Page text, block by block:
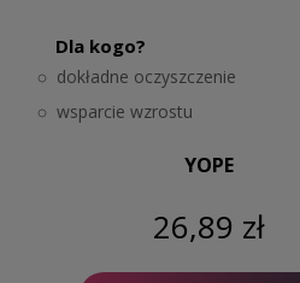
Dla kogo?
dokładne oczyszczenie
wsparcie wzrostu
YOPE
26,89 zł